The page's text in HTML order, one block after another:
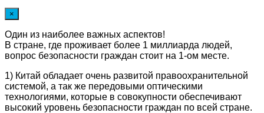
×
Один из наиболее важных аспектов!
В стране, где проживает более 1 миллиарда людей,
вопрос безопасности граждан стоит на 1-ом месте.
1) Китай обладает очень развитой правоохранительной
системой, а так же передовыми оптическими
технологиями, которые в совокупности обеспечивают
высокий уровень безопасности граждан по всей стране.